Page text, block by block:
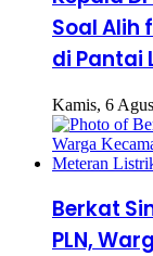
Soal Alih
di Pantai
Kamis, 6
Berkat
PLN,